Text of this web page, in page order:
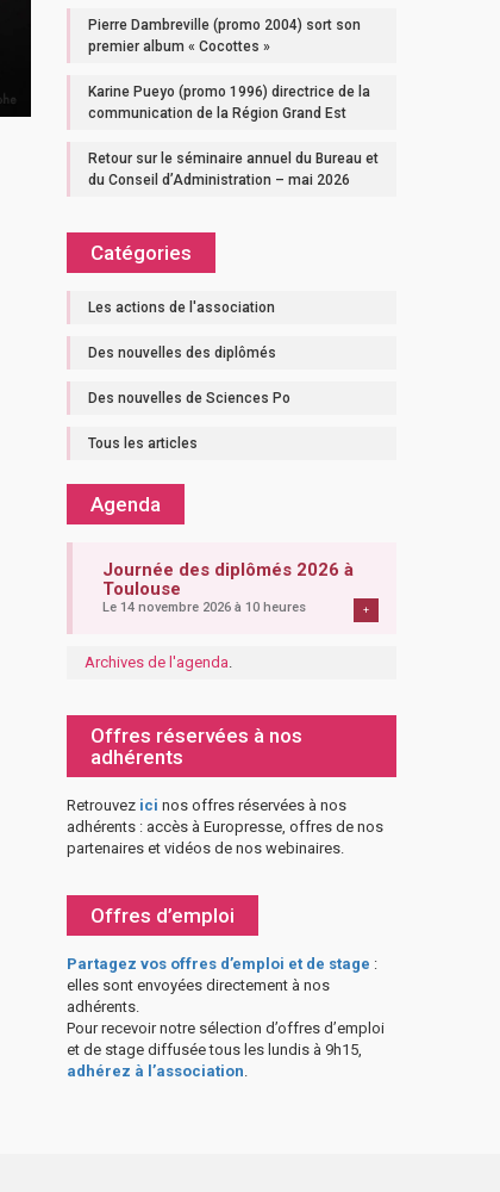
Pierre Dambreville (promo 2004) sort son
premier album « Cocottes »
Karine Pueyo (promo 1996) directrice de la
communication de la Région Grand Est
Retour sur le séminaire annuel du Bureau et
du Conseil d’Administration – mai 2026
Catégories
Les actions de l'association
Des nouvelles des diplômés
Des nouvelles de Sciences Po
Tous les articles
Agenda
Journée des diplômés 2026 à
Toulouse
Le 14 novembre 2026 à 10 heures +
Archives de l'agenda.
Offres réservées à nos
adhérents
Retrouvez ici nos offres réservées à nos
adhérents : accès à Europresse, offres de nos
partenaires et vidéos de nos webinaires.
Offres d’emploi
Partagez vos offres d’emploi et de stage :
elles sont envoyées directement à nos
adhérents.
Pour recevoir notre sélection d’offres d’emploi
et de stage diffusée tous les lundis à 9h15,
adhérez à l’association.